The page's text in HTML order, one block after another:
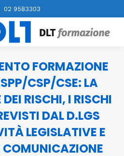
02 9583303
FORMAZIONE
CSP/CSE: LA
RISCHI, I RISCHI
DAL D.LGS
LEGISLATIVE E
COMUNICAZIONE